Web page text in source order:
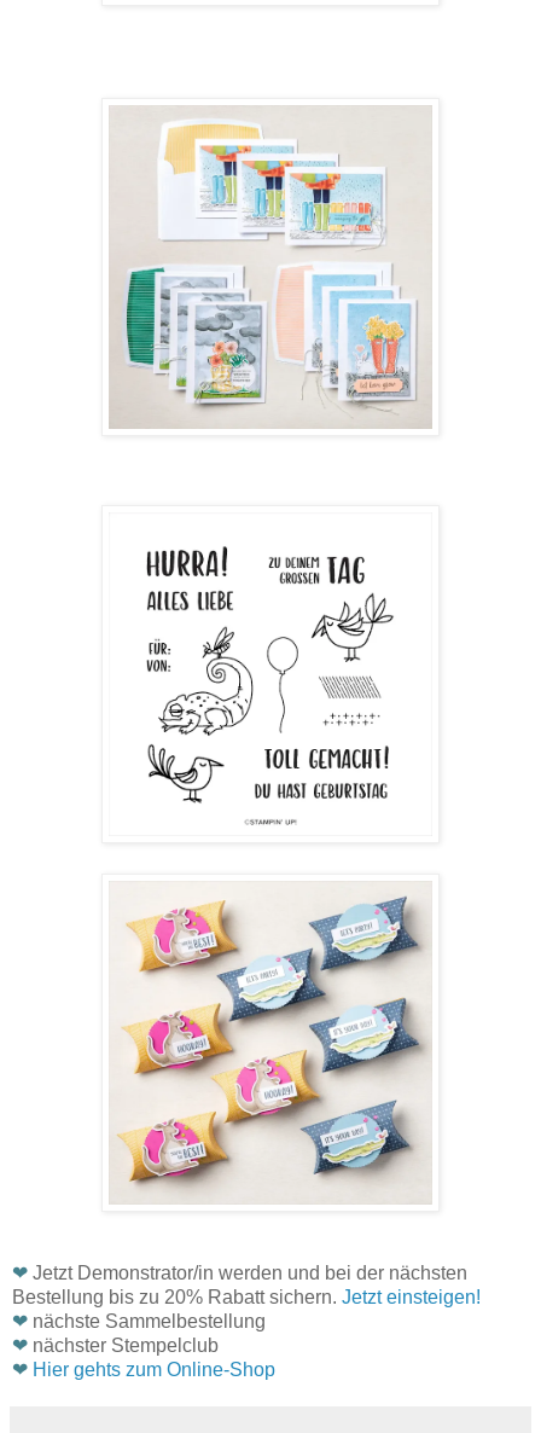
❤ Jetzt Demonstrator/in werden und bei der nächsten
Bestellung bis zu 20% Rabatt sichern. Jetzt einsteigen!
❤ nächste Sammelbestellung
❤ nächster Stempelclub
❤ Hier gehts zum Online-Shop